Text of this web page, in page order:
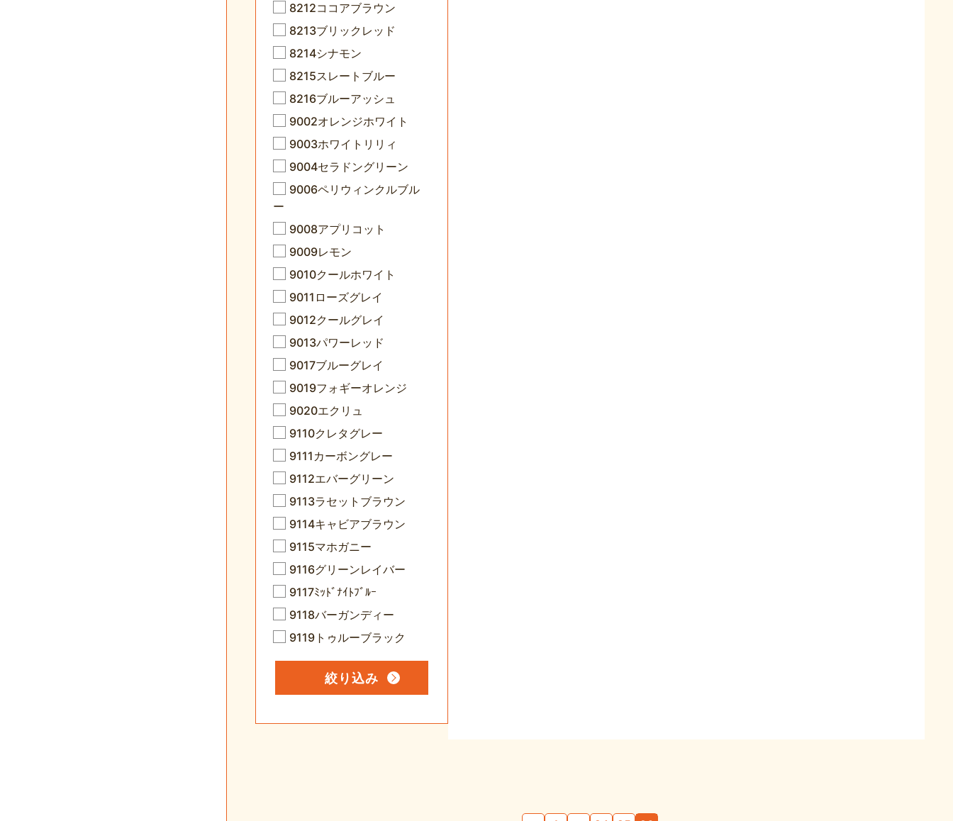
8212ココアブラウン
8213ブリックレッド
8214シナモン
8215スレートブルー
8216ブルーアッシュ
9002オレンジホワイト
9003ホワイトリリィ
9004セラドングリーン
9006ペリウィンクルブル
ー
9008アプリコット
9009レモン
9010クールホワイト
9011ローズグレイ
9012クールグレイ
9013パワーレッド
9017ブルーグレイ
9019フォギーオレンジ
9020エクリュ
9110クレタグレー
9111カーボングレー
9112エバーグリーン
9113ラセットブラウン
9114キャビアブラウン
9115マホガニー
9116グリーンレイバー
9117ﾐｯﾄﾞﾅｲﾄﾌﾞﾙｰ
9118バーガンディー
9119トゥルーブラック
絞り込み